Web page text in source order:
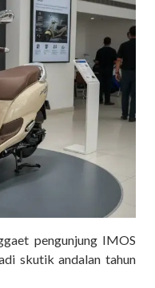
pengunjung IMOS
skutik andalan tahun